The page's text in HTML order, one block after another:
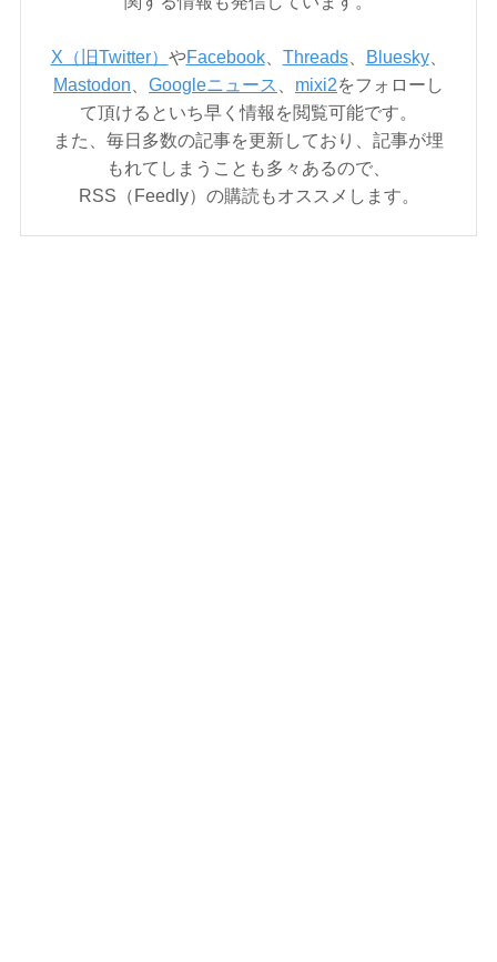
X（旧Twitter） やFacebook、 Threads、 Bluesky、
Mastodon
Googleニュース mixi2をフォローし
て頂けるといち早く情報を閲覧可能です。
また、毎日多数の記事を更新しており、記事が埋
もれてしまうことも多々あるので、
RSS（Feedly）の購読もオススメします。